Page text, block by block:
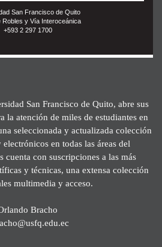
San Francisco de Quito
Robles y Vía Interoceánica
+593 2 297 1700
San Francisco de Quito, abre sus
la atención de miles de estudiantes en
seleccionada y actualizada colección
en todas las áreas del
cuenta con suscripciones a las más
y técnicas, una extensa colección
multimedia y acceso.
Bracho